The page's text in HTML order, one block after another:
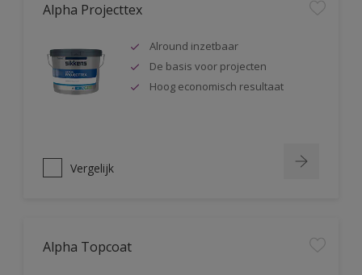
Alpha Projecttex
Alround inzetbaar
De basis voor projecten
Hoog economisch resultaat
Vergelijk
Alpha Topcoat